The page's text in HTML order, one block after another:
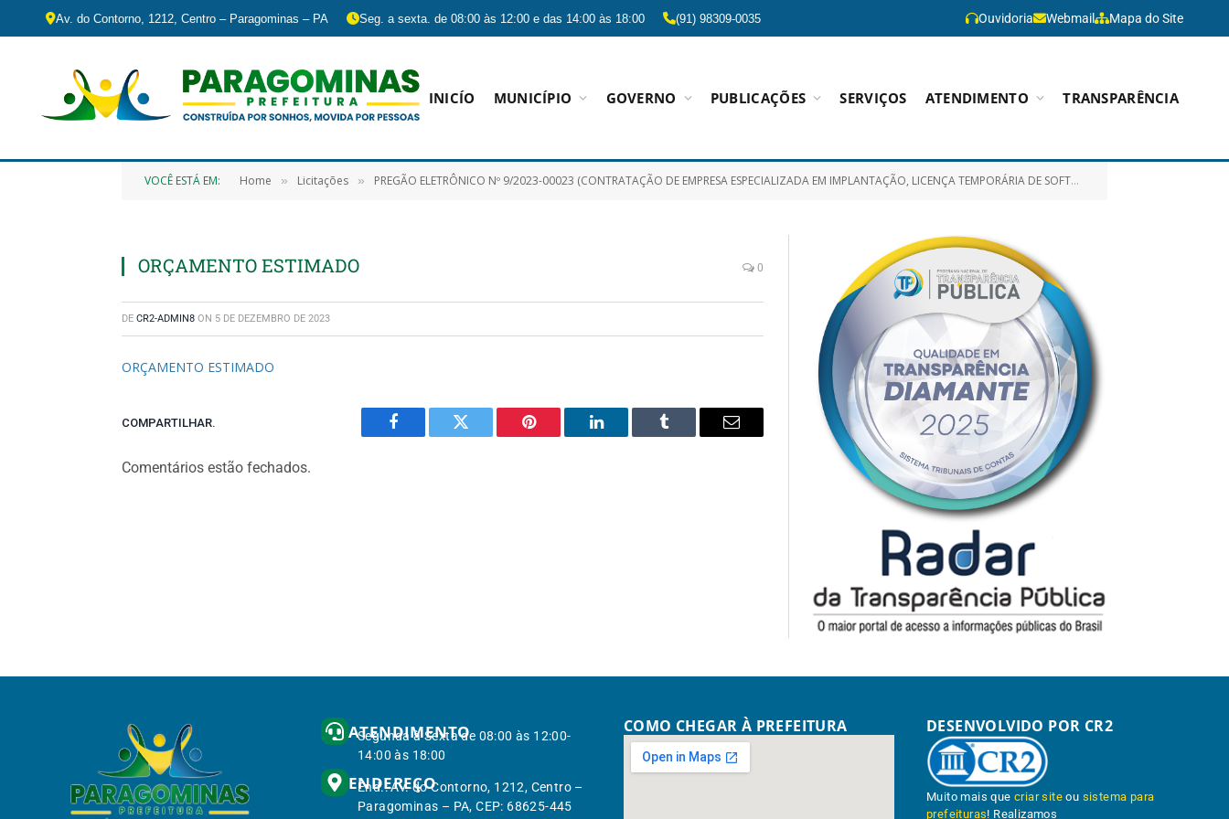
Av. do Contorno, 1212, Centro – Paragominas – PA Seg. a sexta. de 08:00 às 12:00 e das 14:00 às 18:00 (91) 98309-0035 Ouvidoria Webmail Mapa do Site
INICÍO MUNICÍPIO GOVERNO PUBLICAÇÕES SERVIÇOS ATENDIMENTO TRANSPARÊNCIA
VOCÊ ESTÁ EM: Home » Licitações » PREGÃO ELETRÔNICO Nº 9/2023-00023 (CONTRATAÇÃO DE EMPRESA ESPECIALIZADA EM IMPLANTAÇÃO, LICENÇA TEMPORÁRIA DE SOFTWARE E HOSPEDAGEM EM NUVEM DE SOLUÇÃO INFORMATIZADA DE GERENCIAMENTO DE DEMANDAS DIGITAIS COM WORK FLOW, OBJETIVANDO ATENDER AS NECESSIDADES DESTA PREFEITURA)
ORÇAMENTO ESTIMADO 0
DE CR2-ADMIN8 ON 5 DE DEZEMBRO DE 2023
ORÇAMENTO ESTIMADO
COMPARTILHAR.
Facebook Twitter Pinterest LinkedIn Tumblr Email
Comentários estão fechados.
ATENDIMENTO
Segunda à Sexta de 08:00 às 12:00-
14:00 às 18:00
ENDEREÇO
End.: Av. do Contorno, 1212, Centro –
Paragominas – PA, CEP: 68625-445
COMO CHEGAR À PREFEITURA DESENVOLVIDO POR CR2
Muito mais quecriar site ou sistema para
prefeituras! Realizamos